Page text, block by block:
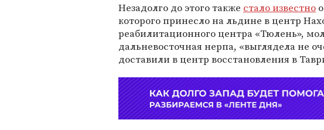
Незадолго до этого также стало известно
которого принесло на льдине в центр
реабилитационного центра «Тюлень»,
дальневосточная нерпа, «выглядела не
доставили в центр восстановления в